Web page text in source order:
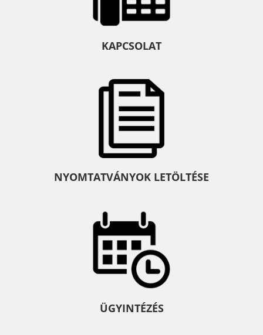
KAPCSOLAT
NYOMTATVÁNYOK LETÖLTÉSE
ÜGYINTÉZÉS